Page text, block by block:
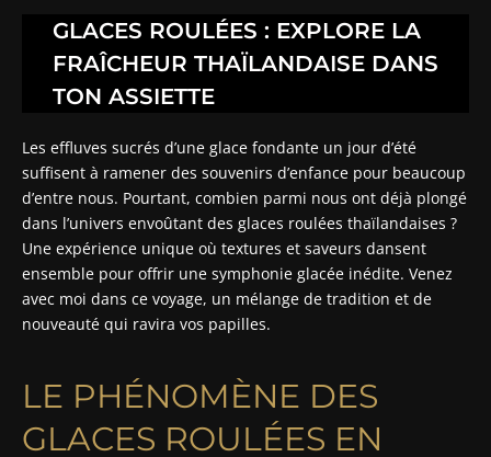
GLACES ROULÉES : EXPLORE LA
FRAÎCHEUR THAÏLANDAISE DANS
TON ASSIETTE
Les effluves sucrés d’une glace fondante un jour d’été
suffisent à ramener des souvenirs d’enfance pour beaucoup
d’entre nous. Pourtant, combien parmi nous ont déjà plongé
dans l’univers envoûtant des glaces roulées thaïlandaises ?
Une expérience unique où textures et saveurs dansent
ensemble pour offrir une symphonie glacée inédite. Venez
avec moi dans ce voyage, un mélange de tradition et de
nouveauté qui ravira vos papilles.
LE PHÉNOMÈNE DES
GLACES ROULÉES EN